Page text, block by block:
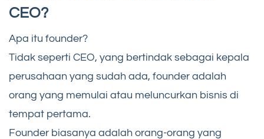
CEO?
Apa itu founder?
Tidak seperti CEO, yang bertindak sebagai kepala
perusahaan yang sudah ada, founder adalah
orang yang memulai atau meluncurkan bisnis di
tempat pertama.
Founder biasanya adalah orang-orang yang